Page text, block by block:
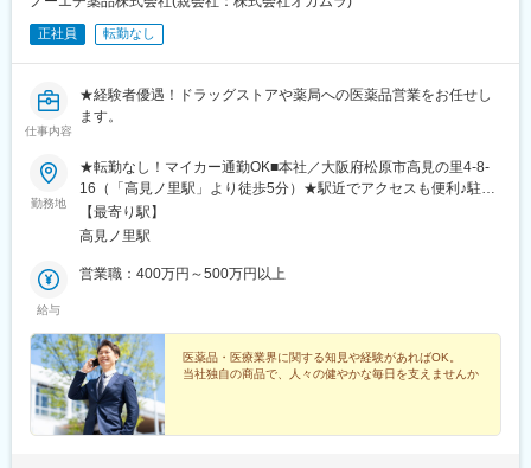
正社員 転勤なし
仕事内容
★経験者優遇！ドラッグストアや薬局への医薬品営業をお任せし
ます。
勤務地
★転勤なし！マイカー通勤OK■本社／大阪府松原市高見の里4-8-
16（「高見ノ里駅」より徒歩5分）★駅近でアクセスも便利♪駐車
場も空きがあるので、自動車通勤も可能。徒歩や自転車で通いた
い方も大歓迎です♪※受動喫煙対策：屋内禁煙
【最寄り駅】
高見ノ里駅
給与
営業職：400万円～500万円以上
医薬品・医療業界に関する知見や経験があればOK。
当社独自の商品で、人々の健やかな毎日を支えませんか